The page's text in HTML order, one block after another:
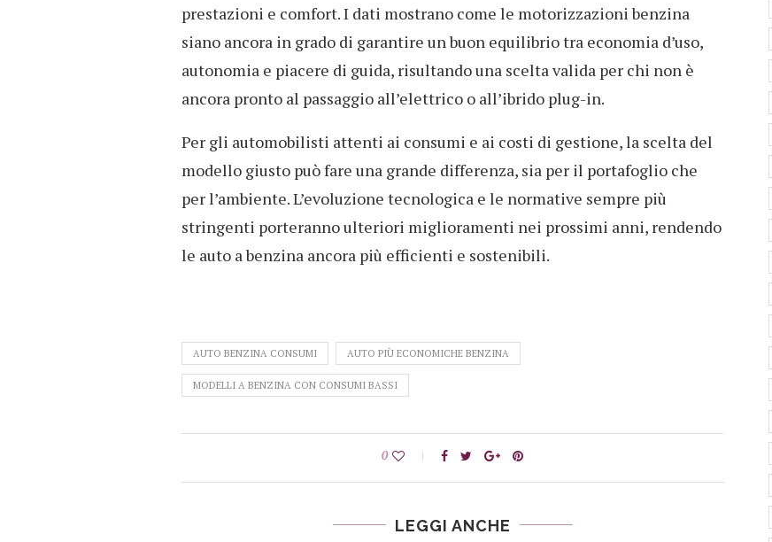
prestazioni e comfort. I dati mostrano come le motorizzazioni benzina
siano ancora in grado di garantire un buon equilibrio tra economia d’uso,
autonomia e piacere di guida, risultando una scelta valida per chi non è
ancora pronto al passaggio all’elettrico o all’ibrido plug-in.
Per gli automobilisti attenti ai consumi e ai costi di gestione, la scelta del
modello giusto può fare una grande differenza, sia per il portafoglio che
per l’ambiente. L’evoluzione tecnologica e le normative sempre più
stringenti porteranno ulteriori miglioramenti nei prossimi anni, rendendo
le auto a benzina ancora più efficienti e sostenibili.
AUTO BENZINA CONSUMI AUTO PIÙ ECONOMICHE BENZINA
MODELLI A BENZINA CON CONSUMI BASSI
0
LEGGI ANCHE